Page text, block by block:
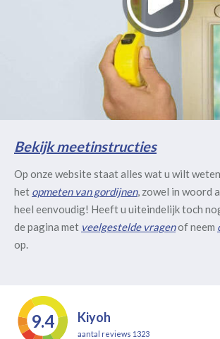
Bekijk meetinstructies
Op onze website staat alles wat u wilt
het opmeten van gordijnen, zowel in woord
heel eenvoudig! Heeft u uiteindelijk toch
de pagina met veelgestelde vragenof neem
op.
9.4 Kiyoh
aantal reviews 1323